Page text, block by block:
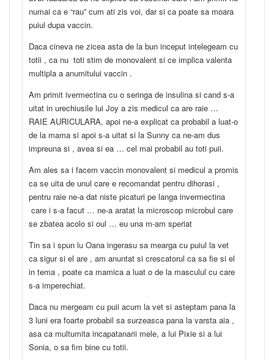
numai ca e “rau” cum ati zis voi, dar si ca poate sa moara
puiul dupa vaccin.
Daca cineva ne zicea asta de la bun inceput intelegeam cu
totii , ca nu toti stim de monovalent si ce implica valenta
multipla a anumitului vaccin .
Am primit ivermectina cu o seringa de insulina si cand s-a
uitat in urechiusile lui Joy a zis medicul ca are raie …
RAIE AURICULARA, apoi ne-a explicat ca probabil a luat-o
de la mama si apoi s-a uitat si la Sunny ca ne-am dus
impreuna si , avea si ea … cel mai probabil au toti puii.
Am ales sa i facem vaccin monovalent si medicul a promis
ca se uita de unul care e recomandat pentru dihorasi ,
pentru raie ne-a dat niste picaturi pe langa invermectina
care i s-a facut … ne-a aratat la microscop microbul care
se zbatea acolo si oul … eu una m-am speriat
Tin sa i spun lu Oana ingerasu sa mearga cu puiul la vet
ca sigur si el are , am anuntat si crescatorul ca sa fie si el
in tema , poate ca mamica a luat o de la masculul cu care
s-a imperechiat.
Daca nu mergeam cu puii acum la vet si asteptam pana la
3 luni era foarte probabil sa surzeasca pana la varsta aia ,
asa ca multumita incapatanarii mele, a lui Pixie si a lui
Sonia, o sa fim bine cu totii.